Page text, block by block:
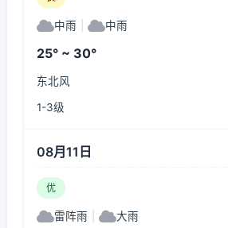
中雨 中雨
25° ~ 30°
东北风
1-3级
08月11日
优
雷阵雨 大雨